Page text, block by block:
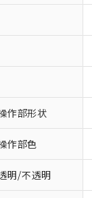
作部形状
作部色
明/不透明